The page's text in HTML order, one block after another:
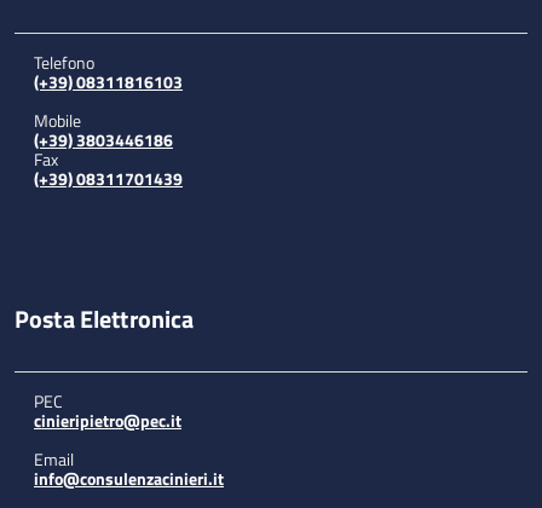
Telefono
(+39) 08311816103
Mobile
(+39) 3803446186
Fax
(+39) 08311701439
Posta Elettronica
PEC
cinieripietro@pec.it
Email
info@consulenzacinieri.it